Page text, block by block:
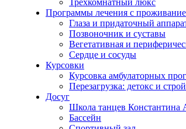
Трехкомнатный люкс
Программы лечения с
Глаза и придаточный
Позвоночник и суставы
Вегетативная и
Сердце и сосуды
Курсовки
Курсовка амбулаторных
Перезагрузка: детокс и
Досуг
Школа танцев Константина
Бассейн